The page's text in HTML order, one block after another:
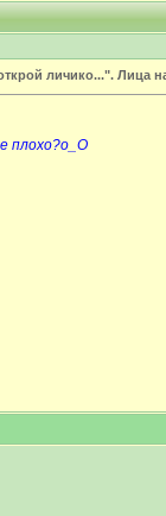
личико...". Лица
плохо?о_О